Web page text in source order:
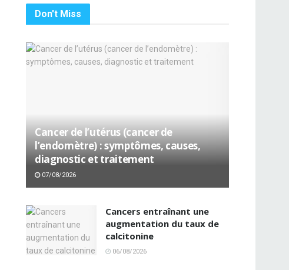
Don't Miss
Cancer de l’utérus (cancer de
l’endomètre) : symptômes, causes,
diagnostic et traitement
07/08/2026
Cancers entraînant une
augmentation du taux de
calcitonine
06/08/2026